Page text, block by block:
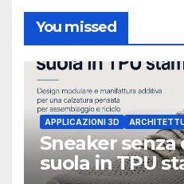
You missed
APPLICAZIONI 3D
Sneaker senza
suola in TPU